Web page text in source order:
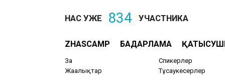
НАС УЖЕ 834 УЧАСТНИКА
ZHASCAMP БАҒДАРЛАМА
Заң
Жаңалықтар
Спикерлер
Тұсаукесерлер